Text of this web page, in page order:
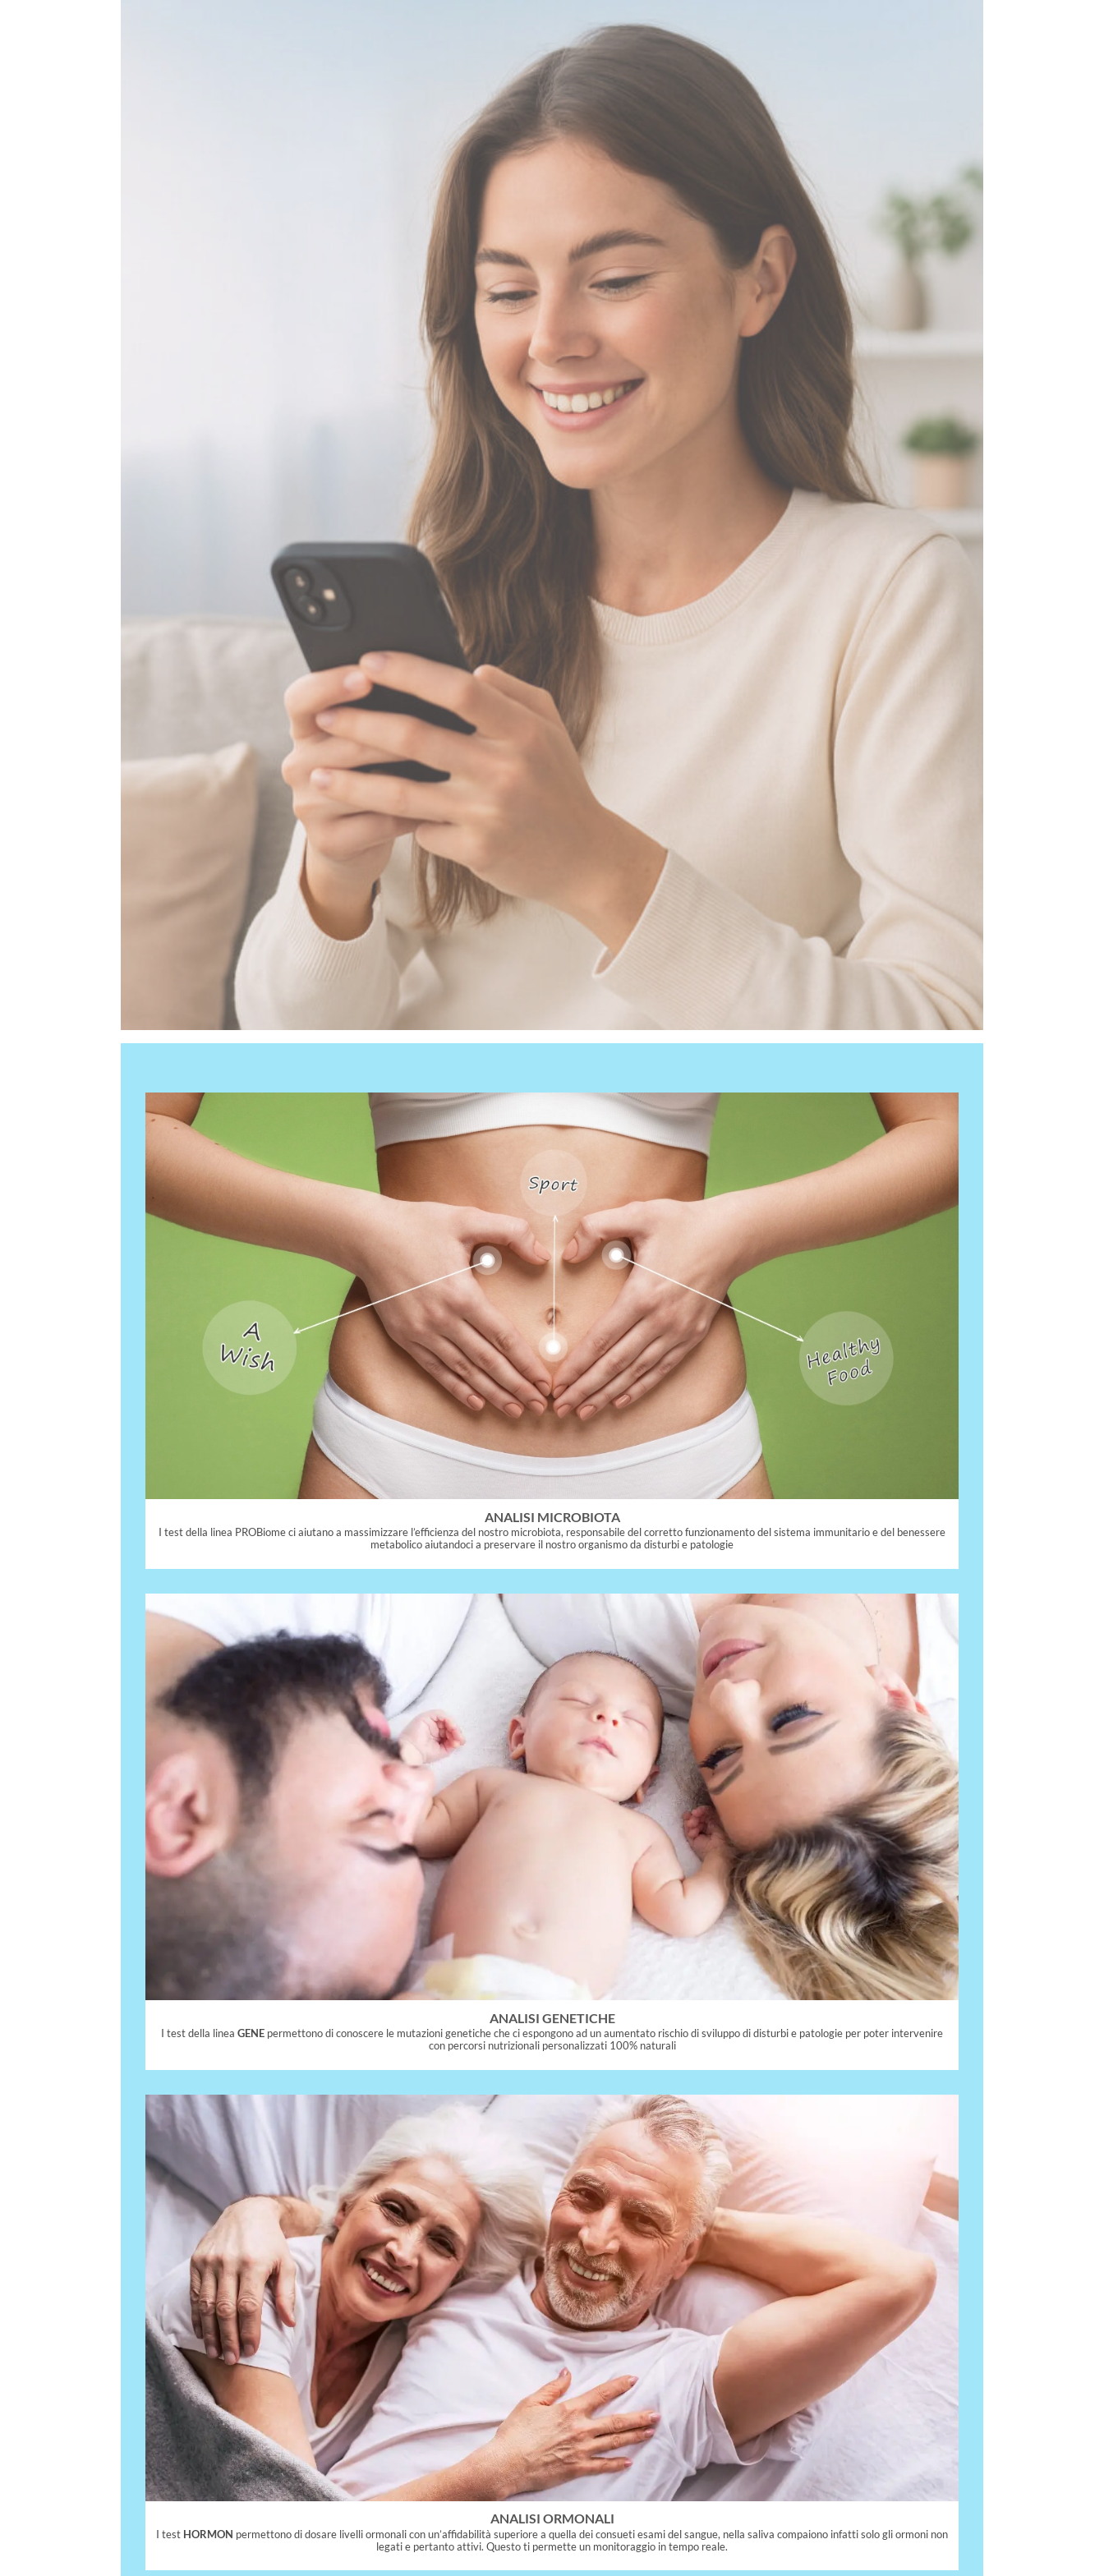
ANALISI MICROBIOTA
I test della linea PROBiome ci aiutano a massimizzare l’efficienza del nostro microbiota, responsabile del corretto funzionamento del sistema immunitario e del benessere
metabolico aiutandoci a preservare il nostro organismo da disturbi e patologie
ANALISI GENETICHE
I test della linea GENE permettono di conoscere le mutazioni genetiche che ci espongono ad un aumentato rischio di sviluppo di disturbi e patologie per poter intervenire
con percorsi nutrizionali personalizzati 100% naturali
ANALISI ORMONALI
I test HORMON permettono di dosare livelli ormonali con un’affidabilità superiore a quella dei consueti esami del sangue, nella saliva compaiono infatti solo gli ormoni non
legati e pertanto attivi. Questo ti permette un monitoraggio in tempo reale.